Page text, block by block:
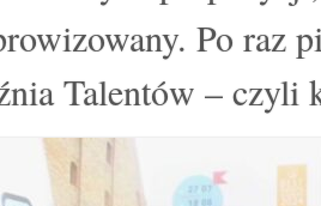
Po raz
Talentów – czyli